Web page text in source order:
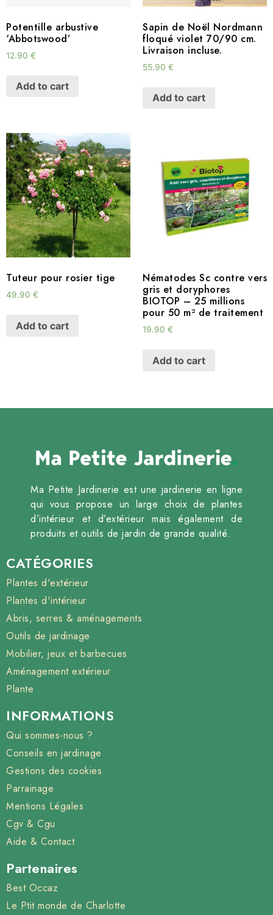
Potentille arbustive
‘Abbotswood’
12.90 €
Add to cart
Sapin de Noël Nordmann
floqué violet 70/90 cm.
Livraison incluse.
55.90 €
Add to cart
Tuteur pour rosier tige
49.90 €
Add to cart
Nématodes Sc contre vers
gris et doryphores
BIOTOP – 25 millions
pour 50 m² de traitement
19.90 €
Add to cart
Ma Petite Jardinerie est une jardinerie en ligne
qui vous propose un large choix de plantes
d’intérieur et d’extérieur mais également de
produits et outils de jardin de grande qualité.
CATÉGORIES
Plantes d'extérieur
Plantes d'intérieur
Abris, serres & aménagements
Outils de jardinage
Mobilier, jeux et barbecues
Aménagement extérieur
Plante
INFORMATIONS
Qui sommes-nous ?
Conseils en jardinage
Gestions des cookies
Parrainage
Mentions Légales
Cgv & Cgu
Aide & Contact
Partenaires
Best Occaz
Le Ptit monde de Charlotte